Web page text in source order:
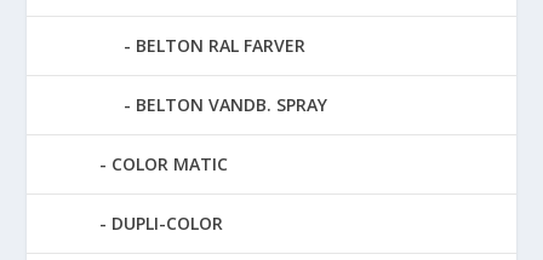
BELTON RAL FARVER
BELTON VANDB. SPRAY
COLOR MATIC
DUPLI-COLOR